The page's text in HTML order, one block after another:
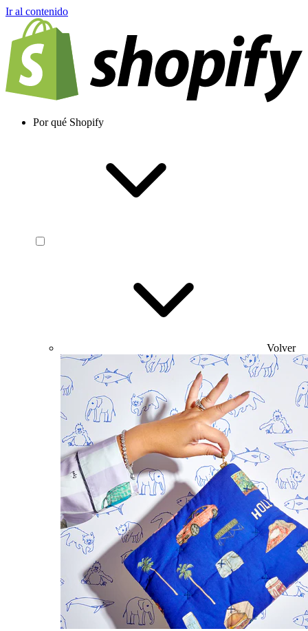
Ir al contenido
Por qué Shopify
Volver